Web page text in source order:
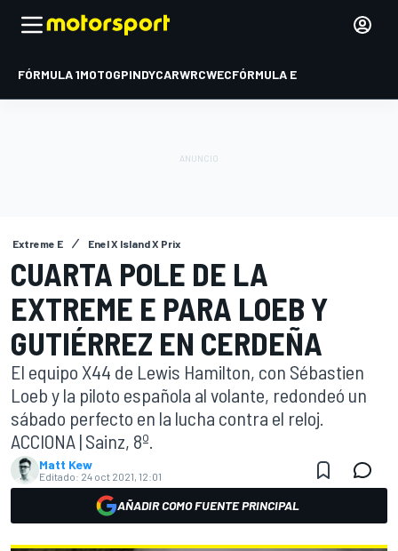
FÓRMULA 1MOTOGPINDYCARWRCWECFÓRMULA E
Extreme E Enel X Island X Prix
CUARTA POLE DE LA
EXTREME E PARA LOEB Y
GUTIÉRREZ EN CERDEÑA
El equipo X44 de Lewis Hamilton, con Sébastien
Loeb y la piloto española al volante, redondeó un
sábado perfecto en la lucha contra el reloj.
ACCIONA | Sainz, 8º.
Matt Kew
Editado: 24 oct 2021, 12:01
AÑADIR COMO FUENTE PRINCIPAL